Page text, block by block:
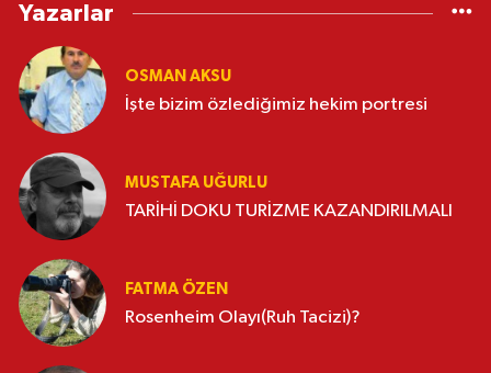
Yazarlar
OSMAN AKSU
İşte bizim özlediğimiz hekim portresi
MUSTAFA UĞURLU
TARİHİ DOKU TURİZME KAZANDIRILMALI
FATMA ÖZEN
Rosenheim Olayı(Ruh Tacizi)?